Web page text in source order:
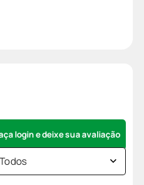
login e deixe sua avaliação
Todos